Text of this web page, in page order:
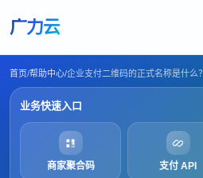
广力云
首页/帮助中心/企业支付二维码的正式名称是什么？
业务快速入口
商家聚合码 支付 API